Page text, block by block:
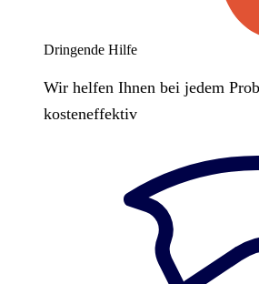
Dringende Hilfe
Wir helfen Ihnen bei jedem
kosteneffektiv